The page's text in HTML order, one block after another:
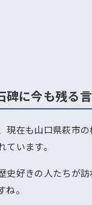
碑に今も残る
現在も山口県萩市
ています。
史好きの人たちが
。